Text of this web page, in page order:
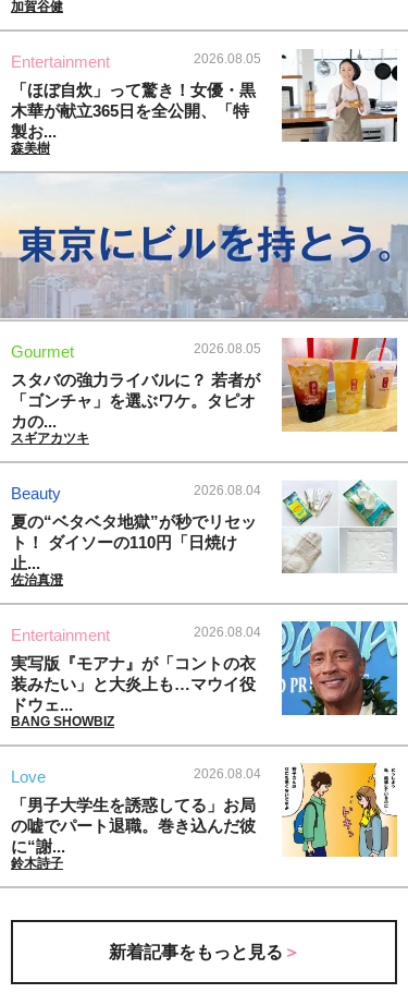
加賀谷健
Entertainment 2026.08.05
「ほぼ自炊」って驚き！女優・黒
木華が献立365日を全公開、「特
製お...
森美樹
Gourmet 2026.08.05
スタバの強力ライバルに？ 若者が
「ゴンチャ」を選ぶワケ。タピオ
カの...
スギアカツキ
Beauty 2026.08.04
夏の“ベタベタ地獄”が秒でリセッ
ト！ ダイソーの110円「日焼け
止...
佐治真澄
Entertainment 2026.08.04
実写版『モアナ』が「コントの衣
装みたい」と大炎上も…マウイ役
ドウェ...
BANG SHOWBIZ
Love 2026.08.04
「男子大学生を誘惑してる」お局
の嘘でパート退職。巻き込んだ彼
に“謝...
鈴木詩子
新着記事をもっと見る